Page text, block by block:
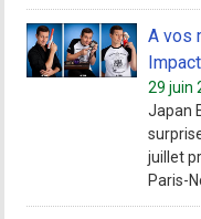
A vos
Impact
29 juin
Japan
juillet
Paris-